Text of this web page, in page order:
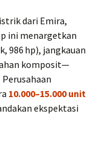
dari Emira,
ini menargetkan
986 hp), jangkauan
komposit—
10.000–15.000 unit
ekspektasi